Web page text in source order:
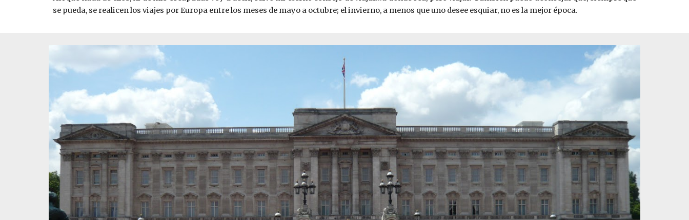
se pueda, se realicen los viajes por Europa entre los meses de mayo a octubre; el invierno, a menos que uno desee esquiar, no es la mejor época.